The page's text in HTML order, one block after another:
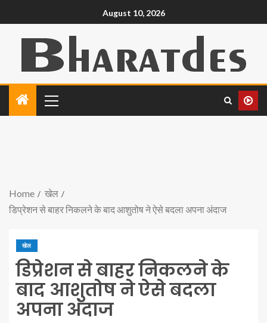
August 10, 2026
Home
खेल
डिप्रेशन से बाहर निकलने के बाद आशुतोष ने ऐसे बदला अपना अंदाज
खेल
डिप्रेशन से बाहर निकलने के
बाद आशुतोष ने ऐसे बदला
अपना अंदाज